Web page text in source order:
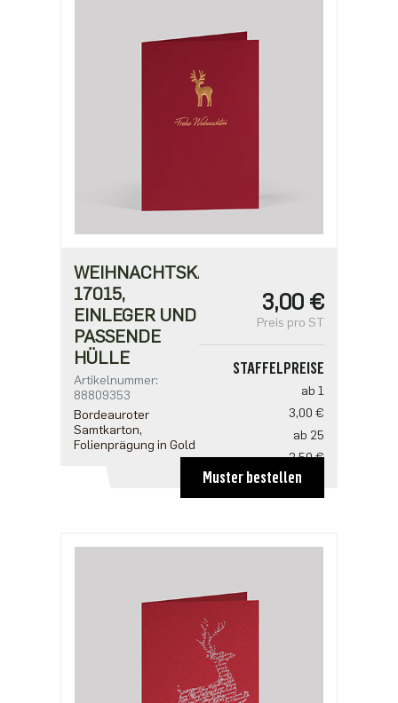
WEIHNACHTSKARTE
17015,
EINLEGER UND
PASSENDE
HÜLLE
Artikelnummer:
88809353
Bordeauroter
Samtkarton,
Folienprägung in Gold
3,00 €
Preis pro ST
STAFFELPREISE
ab 1
3,00 €
ab 25
2,50 €
ab 100
2,18 €
1,91 €
Muster bestellen